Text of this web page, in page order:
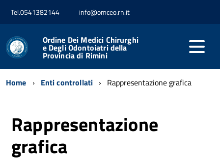
Tel.0541382144 info@omceo.rn.it
Ordine Dei Medici Chirurghi
e Degli Odontoiatri della
Provincia di Rimini
Home Enti controllati Rappresentazione grafica
Rappresentazione
grafica